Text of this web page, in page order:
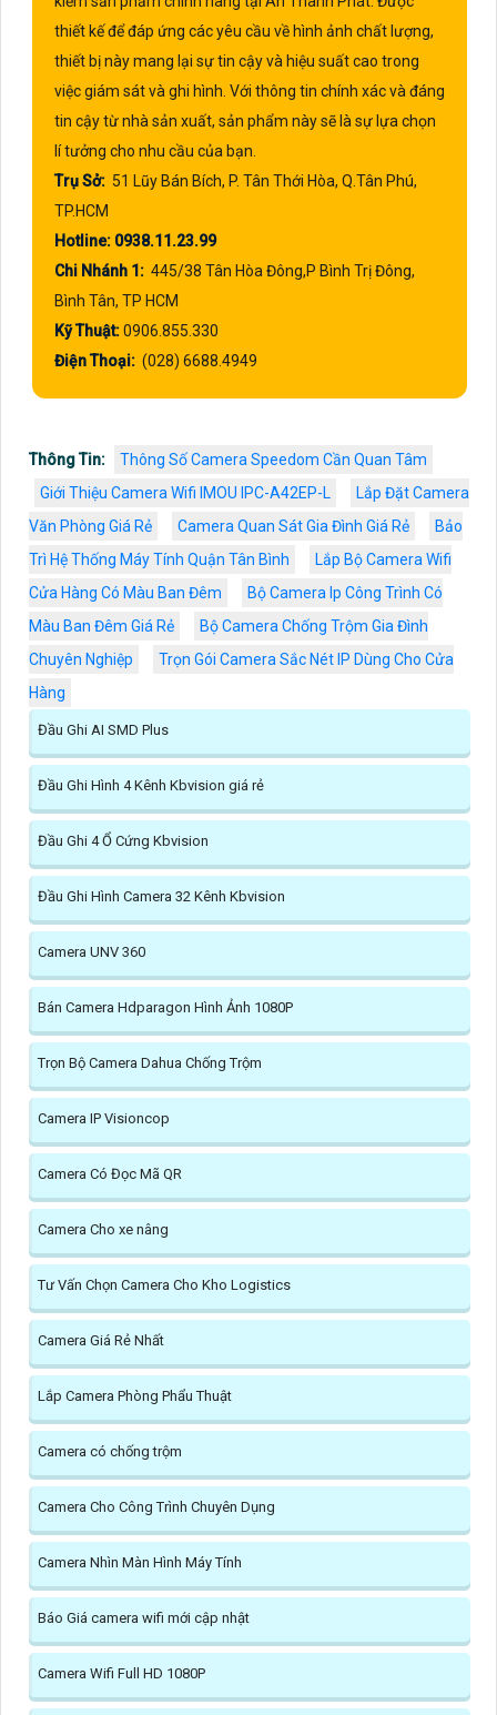
thiết kế để đáp ứng các yêu cầu về hình ảnh chất lượng,
thiết bị này mang lại sự tin cậy và hiệu suất cao trong
việc giám sát và ghi hình. Với thông tin chính xác và đáng
tin cậy từ nhà sản xuất, sản phẩm này sẽ là sự lựa chọn
lí tưởng cho nhu cầu của bạn.
Trụ Sở: 51 Lũy Bán Bích, P. Tân Thới Hòa, Q.Tân Phú,
TP.HCM
Hotline: 0938.11.23.99
Chi Nhánh 1: 445/38 Tân Hòa Đông,P Bình Trị Đông,
Bình Tân, TP HCM
Kỹ Thuật:0906.855.330
Điện Thoại: (028) 6688.4949
Thông Tin:
Thông Số Camera Speedom Cần Quan Tâm
Giới Thiệu Camera Wifi IMOU IPC-A42EP-L
Lắp Đặt Camera
Văn Phòng Giá Rẻ
Camera Quan Sát Gia Đình Giá Rẻ
Bảo
Trì Hệ Thống Máy Tính Quận Tân Bình
Lắp Bộ Camera Wifi
Cửa Hàng Có Màu Ban Đêm
Bộ Camera Ip Công Trình Có
Màu Ban Đêm Giá Rẻ
Bộ Camera Chống Trộm Gia Đình
Chuyên Nghiệp
Trọn Gói Camera Sắc Nét IP Dùng Cho Cửa
Hàng
Đầu Ghi AI SMD Plus
Đầu Ghi Hình 4 Kênh Kbvision giá rẻ
Đầu Ghi 4 Ổ Cứng Kbvision
Đầu Ghi Hình Camera 32 Kênh Kbvision
Camera UNV 360
Bán Camera Hdparagon Hình Ảnh 1080P
Trọn Bộ Camera Dahua Chống Trộm
Camera IP Visioncop
Camera Có Đọc Mã QR
Camera Cho xe nâng
Tư Vấn Chọn Camera Cho Kho Logistics
Camera Giá Rẻ Nhất
Lắp Camera Phòng Phẩu Thuật
Camera có chống trộm
Camera Cho Công Trình Chuyên Dụng
Camera Nhìn Màn Hình Máy Tính
Báo Giá camera wifi mới cập nhật
Camera Wifi Full HD 1080P